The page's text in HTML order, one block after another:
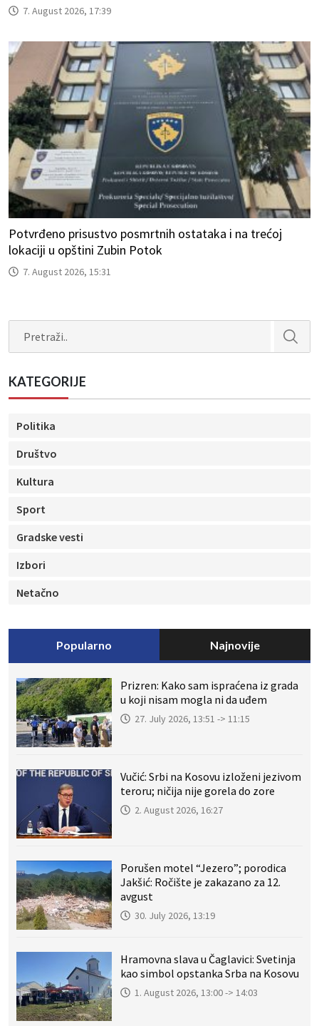
7. August 2026, 17:39
Potvrđeno prisustvo posmrtnih ostataka i na trećoj
lokaciji u opštini Zubin Potok
7. August 2026, 15:31
KATEGORIJE
Politika
Društvo
Kultura
Sport
Gradske vesti
Izbori
Netačno
Popularno Najnovije
Prizren: Kako sam ispraćena iz grada
u koji nisam mogla ni da uđem
27. July 2026, 13:51 -> 11:15
Vučić: Srbi na Kosovu izloženi jezivom
teroru; ničija nije gorela do zore
2. August 2026, 16:27
Porušen motel “Jezero”; porodica
Jakšić: Ročište je zakazano za 12.
avgust
30. July 2026, 13:19
Hramovna slava u Čaglavici: Svetinja
kao simbol opstanka Srba na Kosovu
1. August 2026, 13:00 -> 14:03